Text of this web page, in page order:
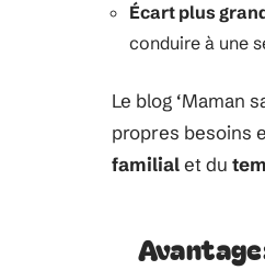
Écart plus
conduire à une
Le blog ‘Maman
propres besoins
familialet du